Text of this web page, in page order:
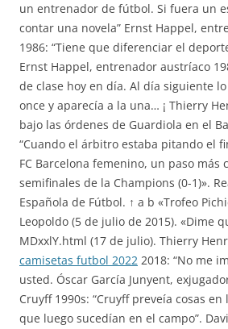
un entrenador de fútbol. Si fuera un
contar una novela” Ernst Happel,
1986: “Tiene que diferenciar el
Ernst Happel, entrenador austríaco
de clase hoy en día. Al día siguiente
once y aparecía a la una… ¡ Thierry
bajo las órdenes de Guardiola en el
“Cuando el árbitro estaba pitando el
FC Barcelona femenino, un paso más
semifinales de la Champions (0-1)».
Española de Fútbol. ↑ a b «Trofeo
Leopoldo (5 de julio de 2015). «Dime
MDxxlY.html (17 de julio). Thierry
camisetas futbol 2022 2018: “No me
usted. Óscar García Junyent,
Cruyff 1990s: “Cruyff preveía cosas
que luego sucedían en el campo”.